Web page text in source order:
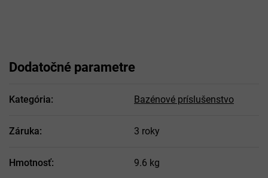
Dodatočné parametre
Kategória: Bazénové príslušenstvo
Záruka: 3 roky
Hmotnosť: 9.6 kg